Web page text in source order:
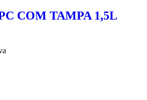
COM TAMPA 1,5L